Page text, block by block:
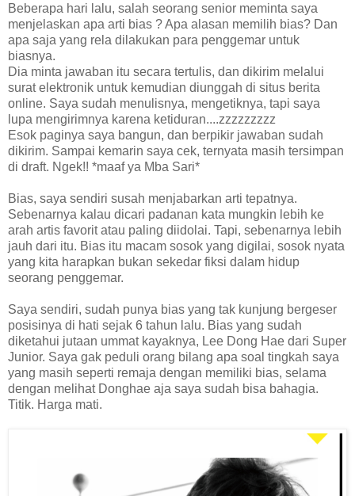
Beberapa hari lalu, salah seorang senior meminta saya
menjelaskan apa arti bias ? Apa alasan memilih bias? Dan
apa saja yang rela dilakukan para penggemar untuk
biasnya.
Dia minta jawaban itu secara tertulis, dan dikirim melalui
surat elektronik untuk kemudian diunggah di situs berita
online. Saya sudah menulisnya, mengetiknya, tapi saya
lupa mengirimnya karena ketiduran....zzzzzzzzz
Esok paginya saya bangun, dan berpikir jawaban sudah
dikirim. Sampai kemarin saya cek, ternyata masih tersimpan
di draft. Ngek!! *maaf ya Mba Sari*
Bias, saya sendiri susah menjabarkan arti tepatnya.
Sebenarnya kalau dicari padanan kata mungkin lebih ke
arah artis favorit atau paling diidolai. Tapi, sebenarnya lebih
jauh dari itu. Bias itu macam sosok yang digilai, sosok nyata
yang kita harapkan bukan sekedar fiksi dalam hidup
seorang penggemar.
Saya sendiri, sudah punya bias yang tak kunjung bergeser
posisinya di hati sejak 6 tahun lalu. Bias yang sudah
diketahui jutaan ummat kayaknya, Lee Dong Hae dari Super
Junior. Saya gak peduli orang bilang apa soal tingkah saya
yang masih seperti remaja dengan memiliki bias, selama
dengan melihat Donghae aja saya sudah bisa bahagia.
Titik. Harga mati.